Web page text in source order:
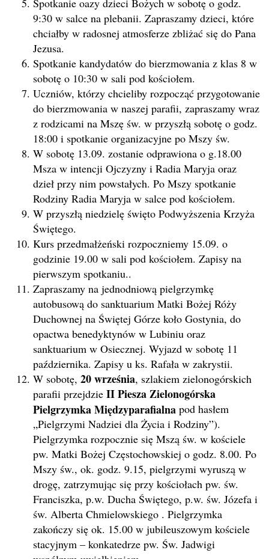
Spotkanie oazy dzieci Bożych w sobotę o godz.
9:30 w salce na plebanii. Zapraszamy dzieci, które
chciałby w radosnej atmosferze zbliżać się do Pana
Jezusa.
Spotkanie kandydatów do bierzmowania z klas 8 w
sobotę o 10:30 w sali pod kościołem.
Uczniów, którzy chcieliby rozpocząć przygotowanie
do bierzmowania w naszej parafii, zapraszamy wraz
z rodzicami na Mszę św. w przyszłą sobotę o godz.
18:00 i spotkanie organizacyjne po Mszy św.
W sobotę 13.09. zostanie odprawiona o g.18.00
Msza w intencji Ojczyzny i Radia Maryja oraz
dzieł przy nim powstałych. Po Mszy spotkanie
Rodziny Radia Maryja w salce pod kościołem.
W przyszłą niedzielę święto Podwyższenia Krzyża
Świętego.
Kurs przedmałżeński rozpoczniemy 15.09. o
godzinie 19.00 w sali pod kościołem. Zapisy na
pierwszym spotkaniu..
Zapraszamy na jednodniową pielgrzymkę
autobusową do sanktuarium Matki Bożej Róży
Duchownej na Świętej Górze koło Gostynia, do
opactwa benedyktynów w Lubiniu oraz
sanktuarium w Osiecznej. Wyjazd w sobotę 11
października. Zapisy u ks. Rafała w zakrystii.
W sobotę, 20 września, szlakiem zielonogórskich
parafii przejdzie II Piesza Zielonogórska
Pielgrzymka Międzyparafialna pod hasłem
„Pielgrzymi Nadziei dla Życia i Rodziny”).
Pielgrzymka rozpocznie się Mszą św. w kościele
pw. Matki Bożej Częstochowskiej o godz. 8.00. Po
Mszy św., ok. godz. 9.15, pielgrzymi wyruszą w
drogę, zatrzymując się przy kościołach pw. św.
Franciszka, p.w. Ducha Świętego, p.w. św. Józefa i
św. Alberta Chmielowskiego . Pielgrzymka
zakończy się ok. 15.00 w jubileuszowym kościele
stacyjnym – konkatedrze pw. Św. Jadwigi